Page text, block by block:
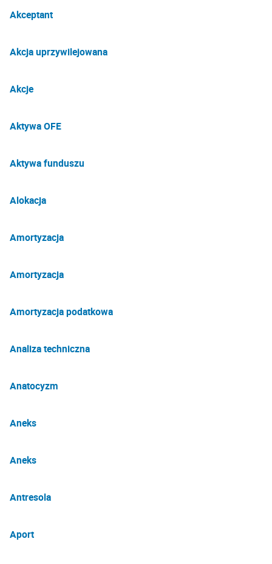
Akceptant
Akcja uprzywilejowana
Akcje
Aktywa OFE
Aktywa funduszu
Alokacja
Amortyzacja
Amortyzacja
Amortyzacja podatkowa
Analiza techniczna
Anatocyzm
Aneks
Aneks
Antresola
Aport